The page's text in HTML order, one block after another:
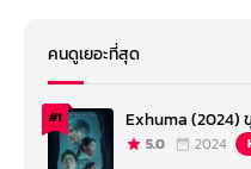
คนดูเยอะที่สุด
#1 Exhuma (2024)
5.0 2024